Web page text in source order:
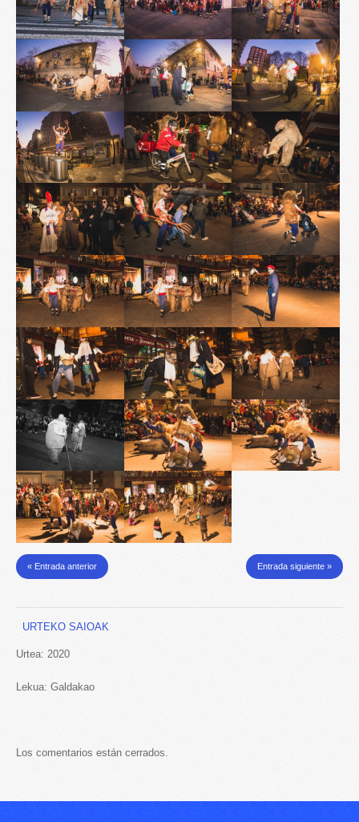
« Entrada anterior Entrada siguiente »
URTEKO SAIOAK
Urtea: 2020
Lekua: Galdakao
Los comentarios están cerrados.